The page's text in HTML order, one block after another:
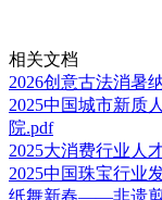
相关文档
2026创意古法消暑
2025中国城市新质
院.pdf
2025大消费行业人
2025中国珠宝行业
纸舞新春——非遗